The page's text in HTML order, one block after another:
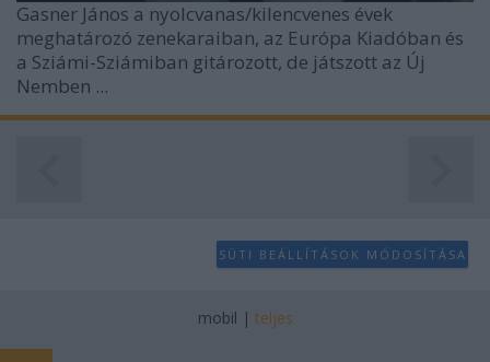
Gasner János a nyolcvanas/kilencvenes évek
meghatározó zenekaraiban, az Európa Kiadóban és
a Sziámi-Sziámiban gitározott, de játszott az Új
Nemben ...
SÜTI BEÁLLÍTÁSOK MÓDOSÍTÁSA
mobil | teljes